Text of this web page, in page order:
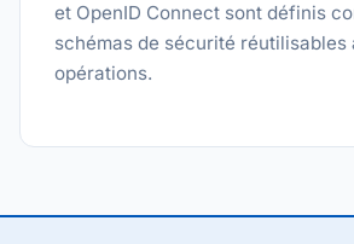
et OpenID Connect sont définis
schémas de sécurité réutilisables
opérations.